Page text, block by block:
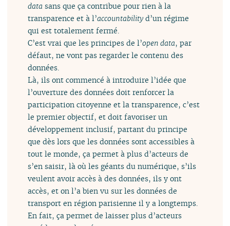
data sans que ça contribue pour rien à la
transparence et à l’accountability d’un régime
qui est totalement fermé.
C’est vrai que les principes de l’open data, par
défaut, ne vont pas regarder le contenu des
données.
Là, ils ont commencé à introduire l’idée que
l’ouverture des données doit renforcer la
participation citoyenne et la transparence, c’est
le premier objectif, et doit favoriser un
développement inclusif, partant du principe
que dès lors que les données sont accessibles à
tout le monde, ça permet à plus d’acteurs de
s’en saisir, là où les géants du numérique, s’ils
veulent avoir accès à des données, ils y ont
accès, et on l’a bien vu sur les données de
transport en région parisienne il y a longtemps.
En fait, ça permet de laisser plus d’acteurs